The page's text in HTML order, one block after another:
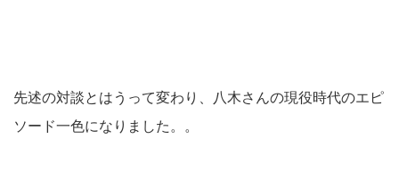
先述の対談とはうって変わり、八木さんの現役時代のエピ
ソード一色になりました。。